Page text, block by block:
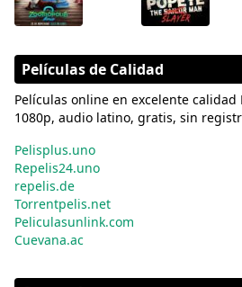
Películas de Calidad
Películas online en excelente calidad
1080p, audio latino, gratis, sin
Pelisplus.uno
Repelis24.uno
repelis.de
Torrentpelis.net
Peliculasunlink.com
Cuevana.ac